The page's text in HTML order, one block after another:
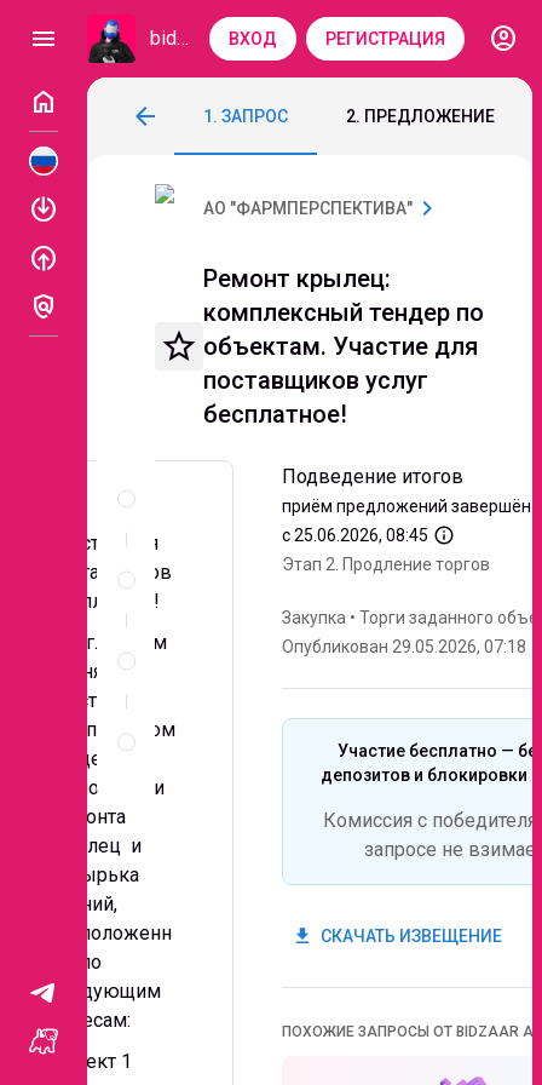
menu bidzaar ВХОД РЕГИСТРАЦИЯ
account_circle
home
enable
enable
policy
arrow_back
Ремонт крылец: комплексный тендер
1. ЗАПРОС 2. ПРЕДЛОЖЕНИЕ
Спецификация
по
позициям
Неценовые
проведения
АО "ФАРМПЕРСПЕКТИВА" chevron_right
star_border
Ремонт крылец:
комплексный тендер по
объектам. Участие для
поставщиков услуг
бесплатное!
Участие для
поставщиков
бесплатное!
Приглашаем
принять
участие в
комплексном
тендере на
выполнении
ремонта
крылец и
козырька
зданий,
расположенн
ых по
следующим
адресам:
Объект 1
Подведение итогов
приём предложений завершён
с 25.06.2026, 08:45 info_outline
Этап 2. Продление торгов
Закупка • Торги заданного
Опубликован 29.05.2026, 07:18
Участие бесплатно —
депозитов и блокировки
Комиссия с
запросе не
get_app СКАЧАТЬ ИЗВЕЩЕНИЕ
ПОХОЖИЕ ЗАПРОСЫ ОТ BIDZAAR AI